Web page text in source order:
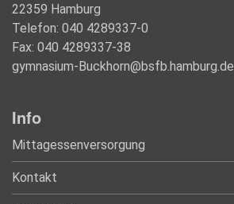
22359 Hamburg
Telefon: 040 4289337-0
Fax: 040 4289337-38
gymnasium-Buckhorn@bsfb.hamburg.de
Info
Mittagessenversorgung
Kontakt